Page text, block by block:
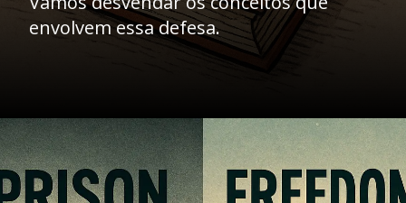
envolvem essa defesa.
Opening https://ademilsoncs.adv.br/